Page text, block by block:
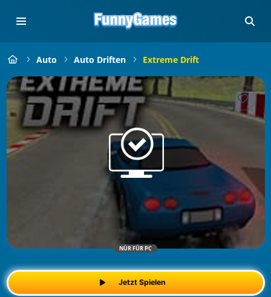
Auto Auto Driften Extreme Drift
NÜR FÜR PC
Jetzt Spielen